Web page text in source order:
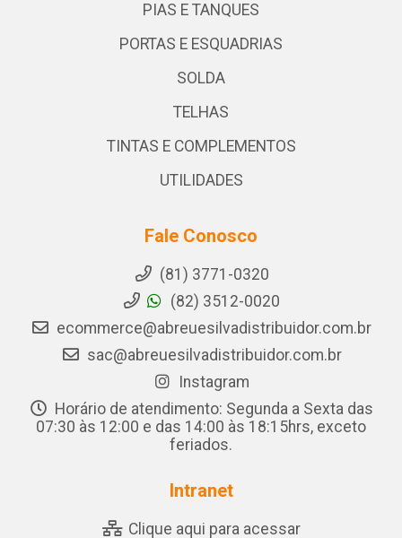
PIAS E TANQUES
PORTAS E ESQUADRIAS
SOLDA
TELHAS
TINTAS E COMPLEMENTOS
UTILIDADES
Fale Conosco
(81) 3771-0320
(82) 3512-0020
ecommerce@abreuesilvadistribuidor.com.br
sac@abreuesilvadistribuidor.com.br
Instagram
Horário de atendimento: Segunda a Sexta das
07:30 às 12:00 e das 14:00 às 18:15hrs, exceto
feriados.
Intranet
Clique aqui para acessar